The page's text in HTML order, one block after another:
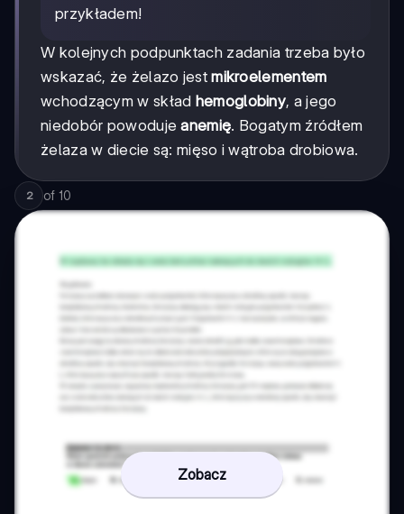
przykładem!
W kolejnych podpunktach zadania trzeba było
wskazać, że żelazo jestmikroelementem
wchodzącym w skład hemoglobiny, a jego
niedobór powodujeanemię. Bogatym źródłem
żelaza w diecie są: mięso i wątroba drobiowa.
2 of 10
Zobacz